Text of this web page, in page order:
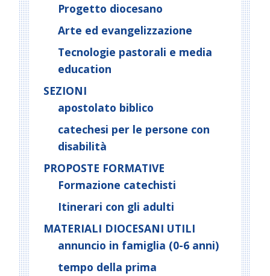
Progetto diocesano
Arte ed evangelizzazione
Tecnologie pastorali e media
education
SEZIONI
apostolato biblico
catechesi per le persone con
disabilità
PROPOSTE FORMATIVE
Formazione catechisti
Itinerari con gli adulti
MATERIALI DIOCESANI UTILI
annuncio in famiglia (0-6 anni)
tempo della prima